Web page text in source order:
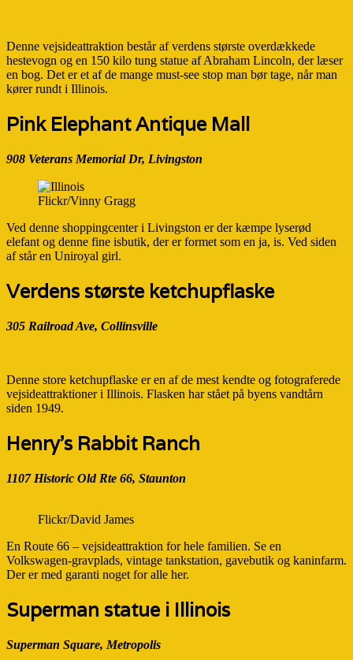
Denne vejsideattraktion består af verdens største overdækkede
hestevogn og en 150 kilo tung statue af Abraham Lincoln, der læser
en bog. Det er et af de mange must-see stop man bør tage, når man
kører rundt i Illinois.
Pink Elephant Antique Mall
908 Veterans Memorial Dr, Livingston
Flickr/Vinny Gragg
Ved denne shoppingcenter i Livingston er der kæmpe lyserød
elefant og denne fine isbutik, der er formet som en ja, is. Ved siden
af står en Uniroyal girl.
Verdens største ketchupflaske
305 Railroad Ave, Collinsville
Denne store ketchupflaske er en af de mest kendte og fotograferede
vejsideattraktioner i Illinois. Flasken har stået på byens vandtårn
siden 1949.
Henry’s Rabbit Ranch
1107 Historic Old Rte 66, Staunton
Flickr/David James
En Route 66 – vejsideattraktion for hele familien. Se en
Volkswagen-gravplads, vintage tankstation, gavebutik og kaninfarm.
Der er med garanti noget for alle her.
Superman statue i Illinois
Superman Square, Metropolis